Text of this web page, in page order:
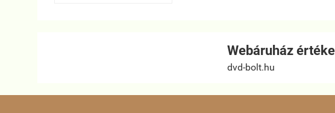
Webáruház
dvd-bolt.hu